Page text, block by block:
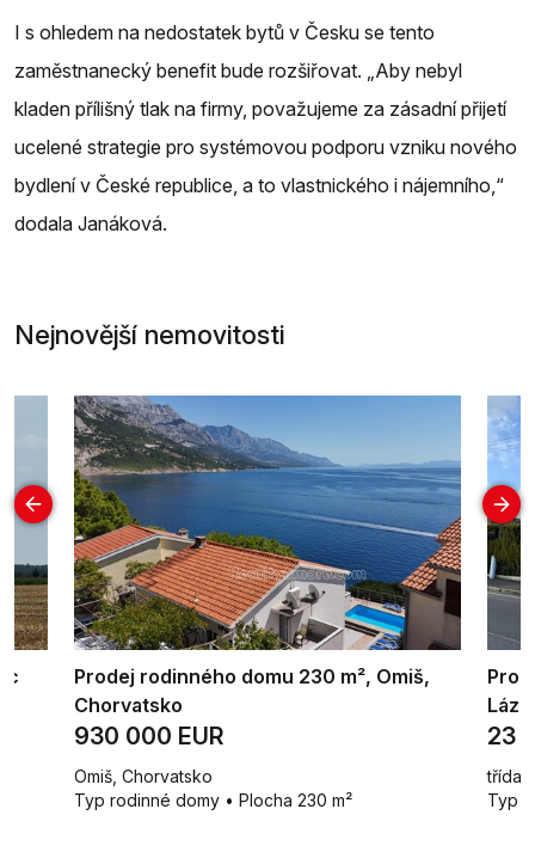
I s ohledem na nedostatek bytů v Česku se tento
zaměstnanecký benefit bude rozšiřovat. „Aby nebyl
kladen přílišný tlak na firmy, považujeme za zásadní přijetí
ucelené strategie pro systémovou podporu vzniku nového
bydlení v České republice, a to vlastnického i nájemního,“
dodala Janáková.
Nejnovější nemovitosti
Prodej rodinného domu 230 m², Omiš,
Chorvatsko
930 000 EUR
Omiš, Chorvatsko
Typ rodinné domy • Plocha 230 m²
23
třída
Typ